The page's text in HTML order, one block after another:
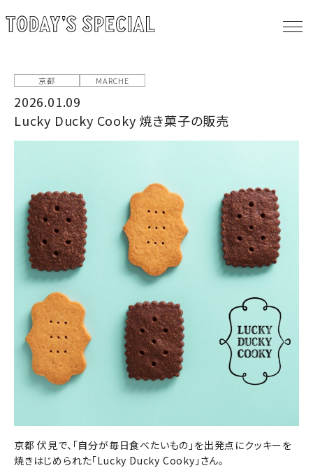
京都 MARCHE
2026.01.09
Lucky Ducky Cooky 焼き菓子の販売
京都 伏見で、「自分が毎日食べたいもの」を出発点にクッキーを
焼きはじめられた「Lucky Ducky Cooky」さん。